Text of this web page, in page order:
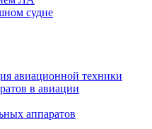
судне
авиационной техники
в авиации
аппаратов